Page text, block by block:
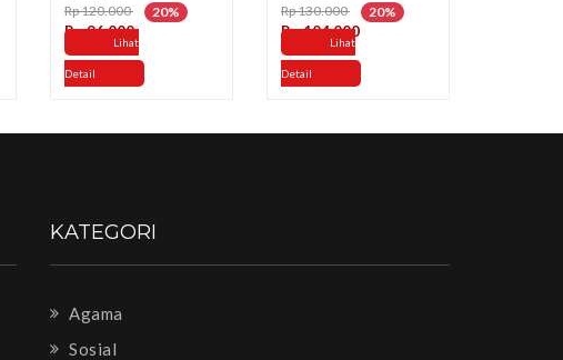
Rp 120.000 20%
Rp 96.000
Lihat
Detail
Rp 130.000 20%
Rp 104.000
Lihat
Detail
KATEGORI
Agama
Sosial